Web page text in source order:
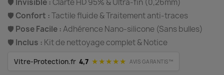
🛡️ Invisible : Clarté HD 95% & Ultra-fin (0,26mm)
🛡️ Confort :Tactile fluide & Traitement anti-traces
🛡️ Pose Facile :Adhérence Nano-silicone (Sans bulles)
🛡️ Inclus : Kit de nettoyage complet & Notice
Vitre-Protection.fr 4,7 ★★★★★ AVIS GARANTIS™